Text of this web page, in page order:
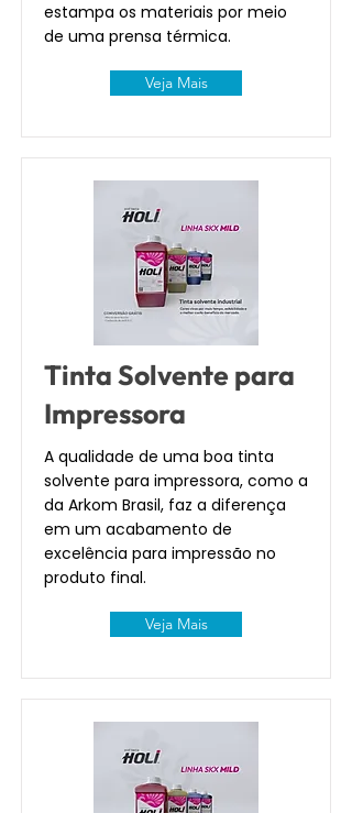
estampa os materiais por meio
de uma prensa térmica.
Veja Mais
Tinta Solvente para
Impressora
A qualidade de uma boa tinta
solvente para impressora, como a
da Arkom Brasil, faz a diferença
em um acabamento de
excelência para impressão no
produto final.
Veja Mais